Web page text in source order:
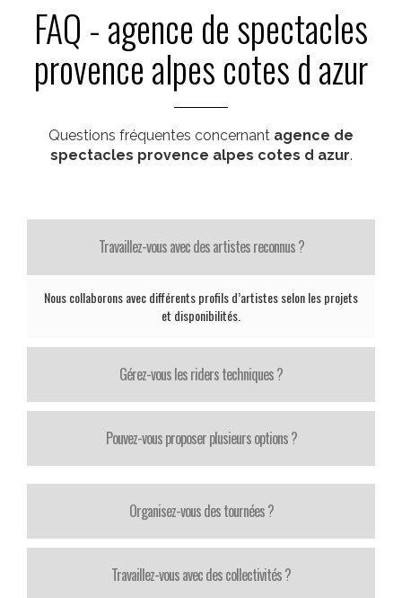
FAQ - agence de spectacles
provence alpes cotes d azur
Questions fréquentes concernant agence de
spectacles provence alpes cotes d azur.
Travaillez-vous avec des artistes reconnus ?
Nous collaborons avec différents profils d’artistes selon les projets
et disponibilités.
Gérez-vous les riders techniques ?
Pouvez-vous proposer plusieurs options ?
Organisez-vous des tournées ?
Travaillez-vous avec des collectivités ?